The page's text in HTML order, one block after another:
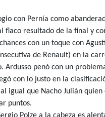
con Pernía como
flaco resultado de la final y
con un toque con
de Renault) en la
Ardusso penó con un
con lo justo en la
igual que Nacho Julián
puntos.